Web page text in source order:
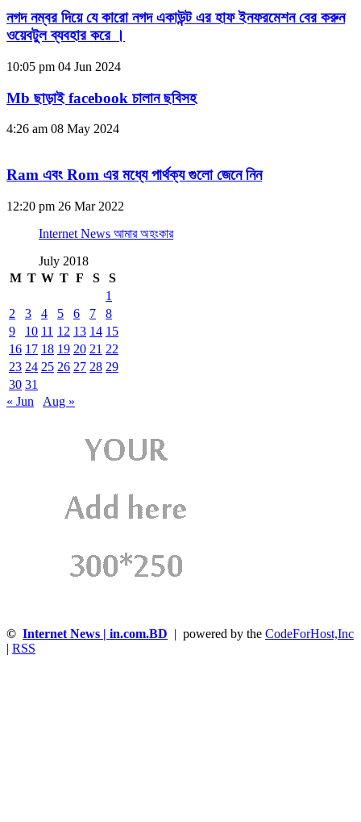
নগদ নম্বর দিয়ে যে কারো নগদ একাউন্ট এর হাফ ইনফরমেশন বের করুন
ওয়েবটুল ব্যবহার করে ।
10:05 pm 04 Jun 2024
Mb ছাড়াই facebook চালান ছবিসহ
4:26 am 08 May 2024
Ram এবং Rom এর মধ্যে পার্থক্য গুলো জেনে নিন
12:20 pm 26 Mar 2022
Internet News আমার অহংকার
July 2018
M T W T F S
S
1
2
3 4 5 6 7
8
9
10 11 12 13 14 15
16 17 18 19 20 21 22
23 24 25 26 27 28 29
30 31
« Jun
Aug »
© Internet News | in.com.BD | powered by the CodeForHost,Inc
| RSS